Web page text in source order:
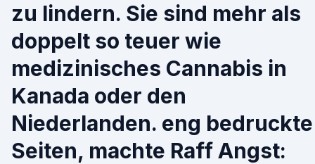
zu lindern. Sie sind mehr als
doppelt so teuer wie
medizinisches Cannabis in
Kanada oder den
Niederlanden. eng bedruckte
Seiten, machte Raff Angst: